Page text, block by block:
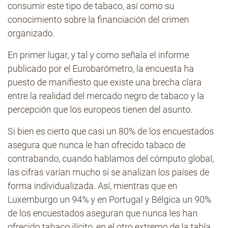
consumir este tipo de tabaco, así como su
conocimiento sobre la financiación del crimen
organizado.
En primer lugar, y tal y como señala el informe
publicado por el Eurobarómetro, la encuesta ha
puesto de manifiesto que existe una brecha clara
entre la realidad del mercado negro de tabaco y la
percepción que los europeos tienen del asunto.
Si bien es cierto que casi un 80% de los encuestados
asegura que nunca le han ofrecido tabaco de
contrabando, cuando hablamos del cómputo global,
las cifras varían mucho si se analizan los países de
forma individualizada. Así, mientras que en
Luxemburgo un 94% y en Portugal y Bélgica un 90%
de los encuestados aseguran que nunca les han